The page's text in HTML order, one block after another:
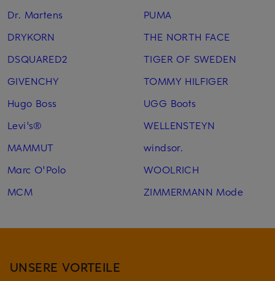
Dr. Martens
DRYKORN
DSQUARED2
GIVENCHY
Hugo Boss
Levi's®
MAMMUT
Marc O'Polo
MCM
PUMA
THE NORTH FACE
TIGER OF SWEDEN
TOMMY HILFIGER
UGG Boots
WELLENSTEYN
windsor.
WOOLRICH
ZIMMERMANN Mode
UNSERE VORTEILE